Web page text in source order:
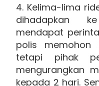
4. Kelima-lima
dihadapkan
mendapat
polis
tetapi pihak
mengurangkan
kepada 2 hari.